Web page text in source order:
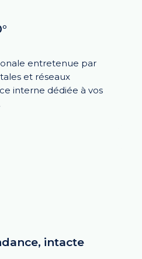
entretenue par
et réseaux
interne dédiée à vos
intacte